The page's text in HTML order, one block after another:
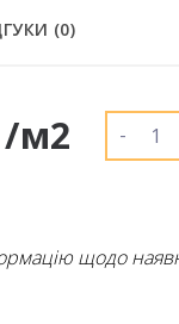
(0)
/м2 -
щодо